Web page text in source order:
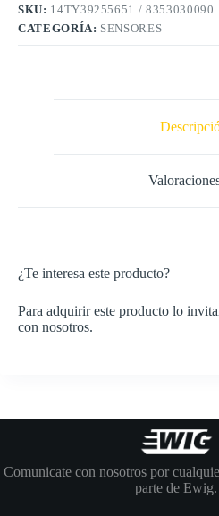
SKU: 14TY39255651 / 8353030090
CATEGORÍA: SENSORES
¿Te interesa este producto?
Para adquirir este producto lo
con nosotros.
Comunicate con nosotros por
parte de Ewig.